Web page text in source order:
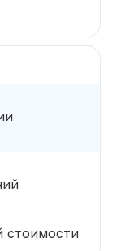
стоимости